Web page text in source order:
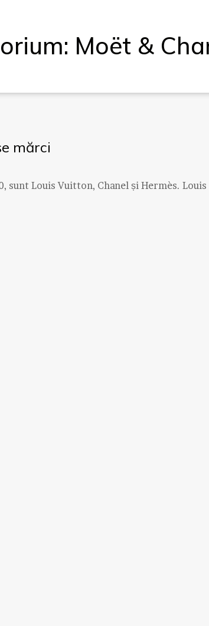
Moët &
mărci
Louis Vuitton, Chanel și Hermès. Louis